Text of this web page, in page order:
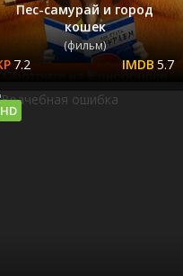
Пес-самурай и город
кошек
(фильм)
7.2 5.7
HD